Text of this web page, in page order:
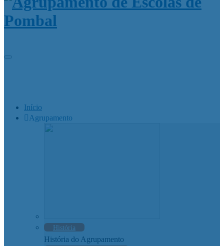
Início
Agrupamento
História
História do Agrupamento